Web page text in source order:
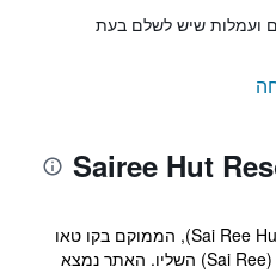
ועמלות שיש לשלם בעת
אתר הנופש סאי רי האט (Sai Ree Hut Resort), הממוקם בקו טאו
(Koh Tao), משקיף על חוף סאי רי (Sai Ree) השליו. האתר נמצא